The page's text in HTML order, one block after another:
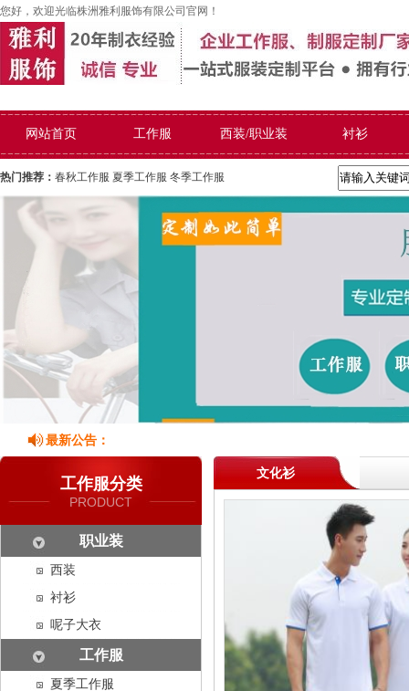
您好，欢迎光临株洲雅利服饰有限公司官网！
网站首页 工作服 西装/职业装 衬衫
热门推荐： 春秋工作服 夏季工作服 冬季工作服
最新公告：
工作服分类
PRODUCT
职业装
西装
衬衫
呢子大衣
工作服
夏季工作服
文化衫